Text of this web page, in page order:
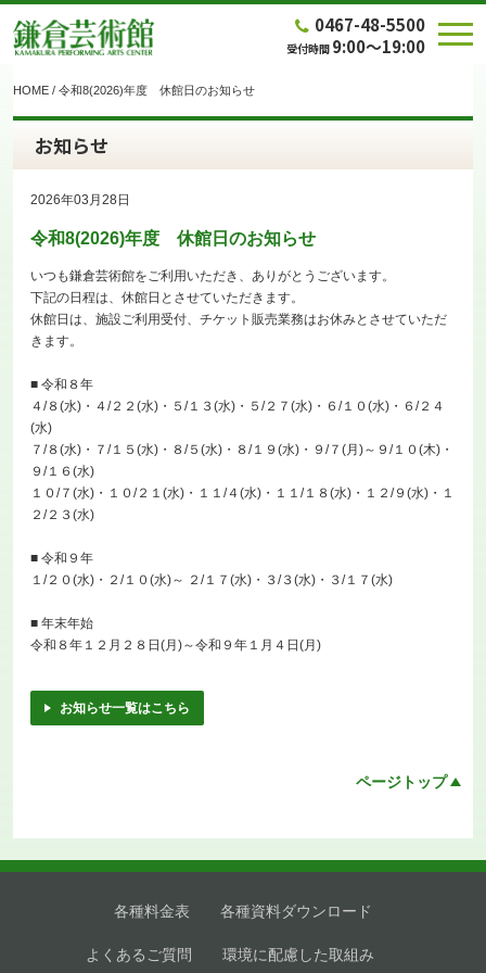
0467-48-5500
受付時間 9:00～19:00
HOME / 令和8(2026)年度 休館日のお知らせ
お知らせ
2026年03月28日
令和8(2026)年度 休館日のお知らせ
いつも鎌倉芸術館をご利用いただき、ありがとうございます。
下記の日程は、休館日とさせていただきます。
休館日は、施設ご利用受付、チケット販売業務はお休みとさせていただ
きます。
■ 令和８年
４/８(水)・４/２２(水)・５/１３(水)・５/２７(水)・６/１０(水)・６/２４
(水)
７/８(水)・７/１５(水)・８/５(水)・８/１９(水)・９/７(月)～９/１０(木)・
９/１６(水)
１０/７(水)・１０/２１(水)・１１/４(水)・１１/１８(水)・１２/９(水)・１
２/２３(水)
■ 令和９年
１/２０(水)・２/１０(水)～ ２/１７(水)・３/３(水)・３/１７(水)
■ 年末年始
令和８年１２月２８日(月)～令和９年１月４日(月)
お知らせ一覧はこちら
ページトップ
各種料金表 各種資料ダウンロード
よくあるご質問 環境に配慮した取組み